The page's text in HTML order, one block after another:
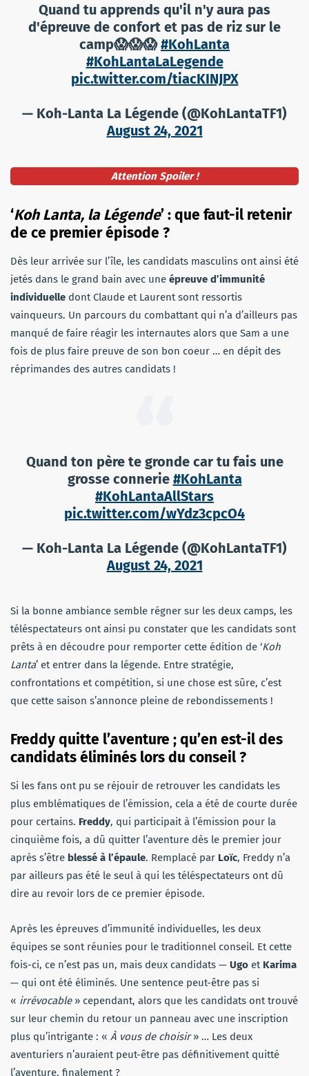
Quand tu apprends qu'il n'y aura pas
d'épreuve de confort et pas de riz sur le
camp😱😱😱#KohLanta
#KohLantaLaLegende
pic.twitter.com/tiacKINJPX
— Koh-Lanta La Légende (@KohLantaTF1)
August 24, 2021
Attention Spoiler !
‘Koh Lanta, la Légende’ : que faut-il retenir
de ce premier épisode ?
Dès leur arrivée sur l’île, les candidats masculins ont ainsi été
jetés dans le grand bain avec une épreuve d’immunité
individuelle dont Claude et Laurent sont ressortis
vainqueurs. Un parcours du combattant qui n’a d’ailleurs pas
manqué de faire réagir les internautes alors que Sam a une
fois de plus faire preuve de son bon coeur … en dépit des
réprimandes des autres candidats !
Quand ton père te gronde car tu fais une
grosse connerie #KohLanta
#KohLantaAllStars
pic.twitter.com/wYdz3cpcO4
— Koh-Lanta La Légende (@KohLantaTF1)
August 24, 2021
Si la bonne ambiance semble régner sur les deux camps, les
téléspectateurs ont ainsi pu constater que les candidats sont
prêts à en découdre pour remporter cette édition de ‘Koh
Lanta’ et entrer dans la légende. Entre stratégie,
confrontations et compétition, si une chose est sûre, c’est
que cette saison s’annonce pleine de rebondissements !
Freddy quitte l’aventure ; qu’en est-il des
candidats éliminés lors du conseil ?
Si les fans ont pu se réjouir de retrouver les candidats les
plus emblématiques de l’émission, cela a été de courte durée
pour certains. Freddy, qui participait à l’émission pour la
cinquième fois, a dû quitter l’aventure dès le premier jour
après s’être blessé à l’épaule. Remplacé par Loïc, Freddy n’a
par ailleurs pas été le seul à qui les téléspectateurs ont dû
dire au revoir lors de ce premier épisode.
Après les épreuves d’immunité individuelles, les deux
équipes se sont réunies pour le traditionnel conseil. Et cette
fois-ci, ce n’est pas un, mais deux candidats — Ugo et Karima
— qui ont été éliminés. Une sentence peut-être pas si
« irrévocable» cependant, alors que les candidats ont trouvé
sur leur chemin du retour un panneau avec une inscription
plus qu’intrigante : « À vous de choisir» … Les deux
aventuriers n’auraient peut-être pas définitivement quitté
l’aventure, finalement ?